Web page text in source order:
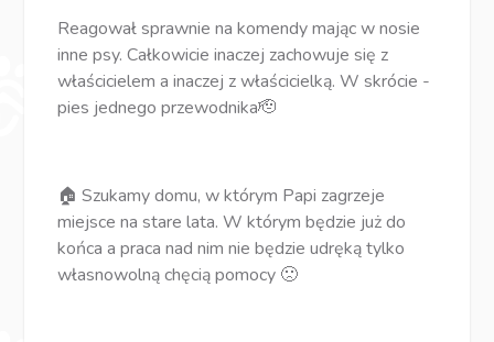
Reagował sprawnie na komendy mając w nosie
inne psy. Całkowicie inaczej zachowuje się z
właścicielem a inaczej z właścicielką. W skrócie -
pies jednego przewodnika🫡
🏠 Szukamy domu, w którym Papi zagrzeje
miejsce na stare lata. W którym będzie już do
końca a praca nad nim nie będzie udręką tylko
własnowolną chęcią pomocy 🙁